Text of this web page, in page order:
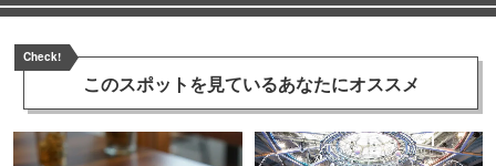
Check!
このスポットを見ているあなたにオススメ